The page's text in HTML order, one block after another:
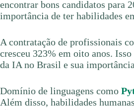
encontrar bons candidatos para
importância de ter habilidades
A contratação de profissionais
cresceu 323% em oito anos.
da IA no Brasil e sua
Domínio de linguagens como
Além disso, habilidades